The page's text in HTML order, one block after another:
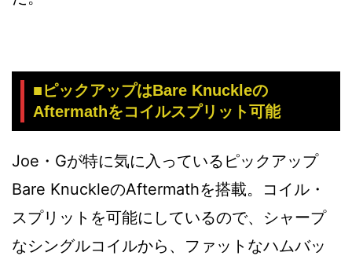
■ピックアップはBare Knuckleの
Aftermathをコイルスプリット可能
Joe・Gが特に気に入っているピックアップ
Bare KnuckleのAftermathを搭載。コイル・
スプリットを可能にしているので、シャープ
なシングルコイルから、ファットなハムバッ